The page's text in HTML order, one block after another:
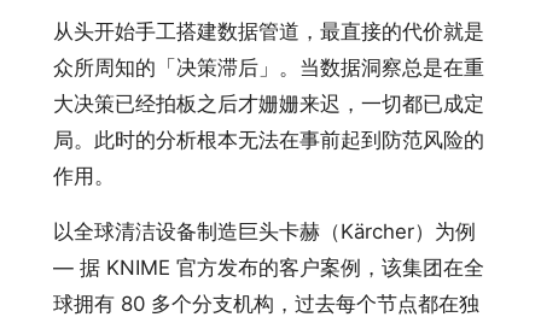
从头开始手工搭建数据管道，最直接的代价就是
众所周知的「决策滞后」。当数据洞察总是在重
大决策已经拍板之后才姗姗来迟，一切都已成定
局。此时的分析根本无法在事前起到防范风险的
作用。
以全球清洁设备制造巨头卡赫（Kärcher）为例
— 据 KNIME 官方发布的客户案例，该集团在全
球拥有 80 多个分支机构，过去每个节点都在独